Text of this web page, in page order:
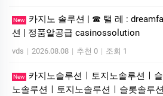
New
카지노 솔루션 | ☎ 탤 레 :
션 | 정품알공급 casinossolution
vds | 2026.08.08 | 추천 0 | 조회 1
New
카지노솔루션ㅣ토지노솔루션ㅣ
노솔루션ㅣ토지노솔루션ㅣ슬롯솔루